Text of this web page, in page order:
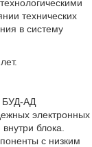
технических
в систему
БУД-АД
электронных
блока.
с низким